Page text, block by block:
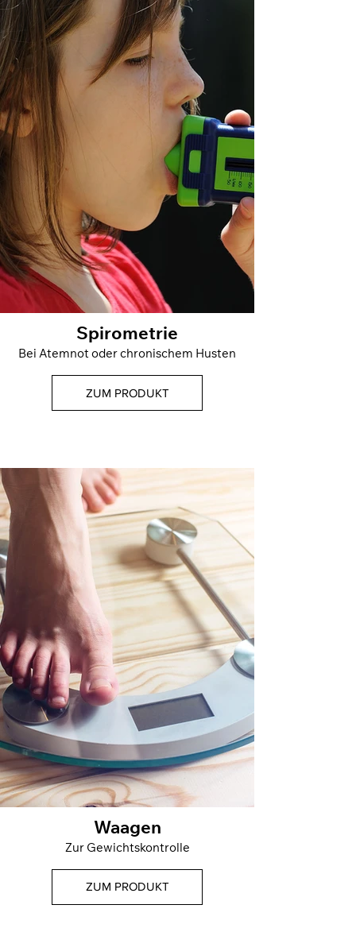
Spirometrie
Bei Atemnot oder chronischem Husten
ZUM PRODUKT
Waagen
Zur Gewichtskontrolle
ZUM PRODUKT